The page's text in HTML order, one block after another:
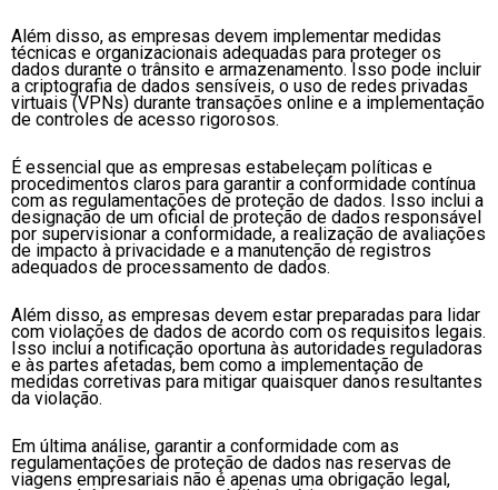
Além disso, as empresas devem implementar medidas
técnicas e organizacionais adequadas para proteger os
dados durante o trânsito e armazenamento. Isso pode incluir
a criptografia de dados sensíveis, o uso de redes privadas
virtuais (VPNs) durante transações online e a implementação
de controles de acesso rigorosos.
É essencial que as empresas estabeleçam políticas e
procedimentos claros para garantir a conformidade contínua
com as regulamentações de proteção de dados. Isso inclui a
designação de um oficial de proteção de dados responsável
por supervisionar a conformidade, a realização de avaliações
de impacto à privacidade e a manutenção de registros
adequados de processamento de dados.
Além disso, as empresas devem estar preparadas para lidar
com violações de dados de acordo com os requisitos legais.
Isso inclui a notificação oportuna às autoridades reguladoras
e às partes afetadas, bem como a implementação de
medidas corretivas para mitigar quaisquer danos resultantes
da violação.
Em última análise, garantir a conformidade com as
regulamentações de proteção de dados nas reservas de
viagens empresariais não é apenas uma obrigação legal,